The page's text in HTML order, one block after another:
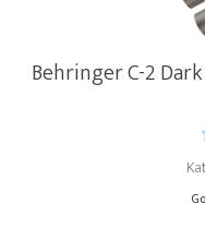
Behringer C-2